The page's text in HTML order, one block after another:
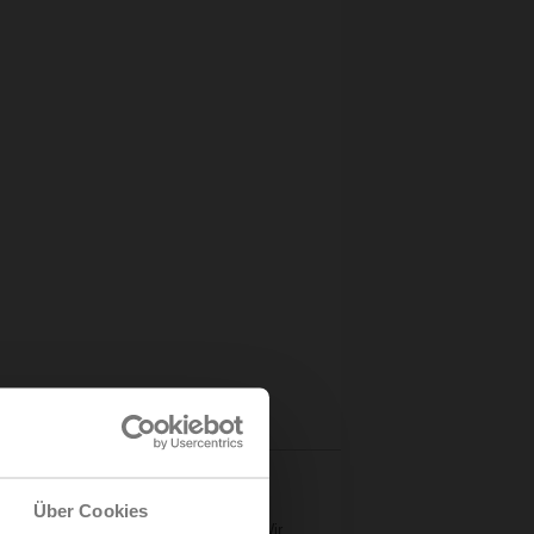
Über Cookies
erlebbar!